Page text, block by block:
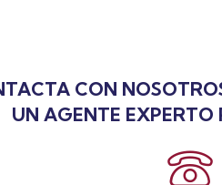
CON
UN AGENTE